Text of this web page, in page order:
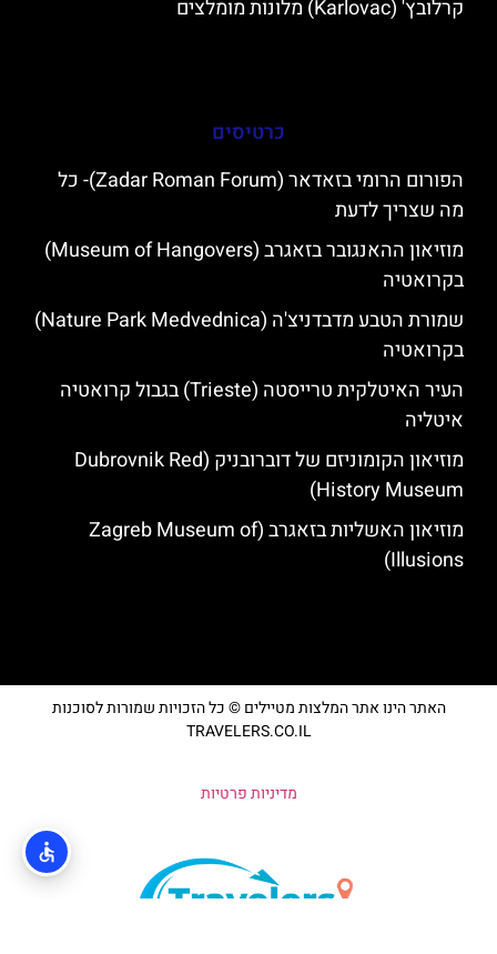
קרלובץ' (Karlovac) מלונות מומלצים
כרטיסים
הפורום הרומי בזאדאר (Zadar Roman Forum)- כל
מה שצריך לדעת
מוזיאון ההאנגובר בזאגרב (Museum of Hangovers)
בקרואטיה
שמורת הטבע מדבדניצ'ה (Nature Park Medvednica)
בקרואטיה
העיר האיטלקית טרייסטה (Trieste) בגבול קרואטיה
איטליה
מוזיאון הקומוניזם של דוברובניק (Dubrovnik Red
History Museum)
מוזיאון האשליות בזאגרב (Zagreb Museum of
Illusions)
האתר הינו אתר המלצות מטיילים © כל הזכויות שמורות לסוכנות
TRAVELERS.CO.IL
מדיניות פרטיות